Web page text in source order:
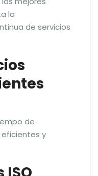
la
de servicios
de
eficientes y